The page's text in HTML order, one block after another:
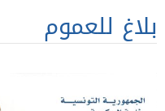
بلاغ للعموم